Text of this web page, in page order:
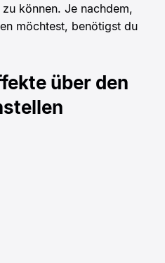
können. Je nachdem,
möchtest, benötigst du
über den